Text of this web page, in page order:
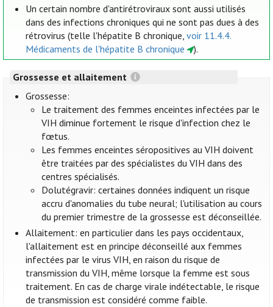
Un certain nombre d'antirétroviraux sont aussi utilisés
dans des infections chroniques qui ne sont pas dues à des
rétrovirus (telle l'hépatite B chronique,voir 11.4.4.
Médicaments de l'hépatite B chronique
).
Grossesse et allaitement
Grossesse:
Le traitement des femmes enceintes infectées par le
VIH diminue fortement le risque d'infection chez le
fœtus.
Les femmes enceintes séropositives au VIH doivent
être traitées par des spécialistes du VIH dans des
centres spécialisés.
Dolutégravir: certaines données indiquent un risque
accru d'anomalies du tube neural; l'utilisation au cours
du premier trimestre de la grossesse est déconseillée.
Allaitement: en particulier dans les pays occidentaux,
l'allaitement est en principe déconseillé aux femmes
infectées par le virus VIH, en raison du risque de
transmission du VIH, même lorsque la femme est sous
traitement. En cas de charge virale indétectable, le risque
de transmission est considéré comme faible.